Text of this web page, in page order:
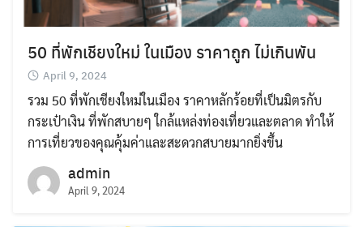
50 ที่พักเชียงใหม่ ในเมือง ราคาถูก ไม่เกินพัน
April 9, 2024
รวม 50 ที่พักเชียงใหม่ในเมือง ราคาหลักร้อยที่เป็นมิตรกับ
กระเป๋าเงิน ที่พักสบายๆ ใกล้แหล่งท่องเที่ยวและตลาด ทำให้
การเที่ยวของคุณคุ้มค่าและสะดวกสบายมากยิ่งขึ้น
admin
April 9, 2024